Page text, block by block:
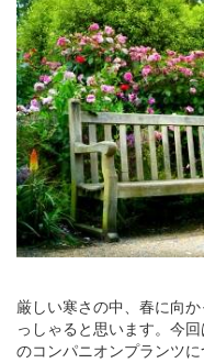
厳しい寒さの中、春に向
っしゃると思います。今
のコンパニオンプランツに